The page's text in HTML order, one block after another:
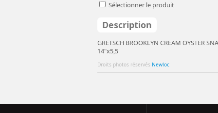
Sélectionner le produit
Description
GRETSCH BROOKLYN CREAM OYSTER
14"x5,5
Droits photos réservés Newloc